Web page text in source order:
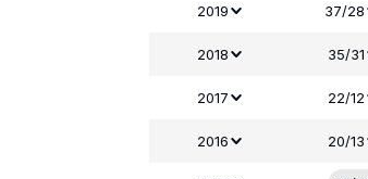
2019 37/28
2018 35/31
2017 22/12
2016 20/13